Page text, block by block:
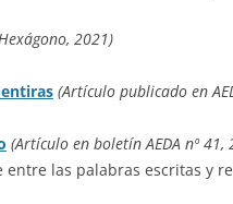
2021)
(Artículo publicado en
(Artículo en boletín AEDA nº 41,
entre las palabras escritas y